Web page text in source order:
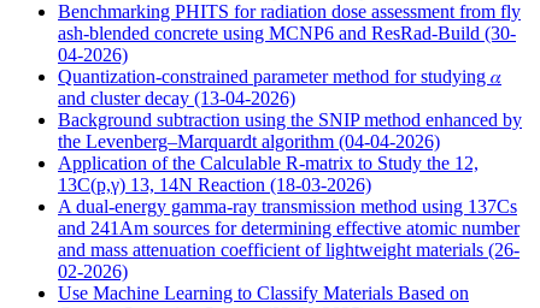
Benchmarking PHITS for radiation dose assessment from fly
ash-blended concrete using MCNP6 and ResRad-Build (30-
04-2026)
Quantization-constrained parameter method for studying 𝛼
and cluster decay (13-04-2026)
Background subtraction using the SNIP method enhanced by
the Levenberg–Marquardt algorithm (04-04-2026)
Application of the Calculable R-matrix to Study the 12,
13C(p,γ) 13, 14N Reaction (18-03-2026)
A dual-energy gamma-ray transmission method using 137Cs
and 241Am sources for determining effective atomic number
and mass attenuation coefficient of lightweight materials (26-
02-2026)
Use Machine Learning to Classify Materials Based on